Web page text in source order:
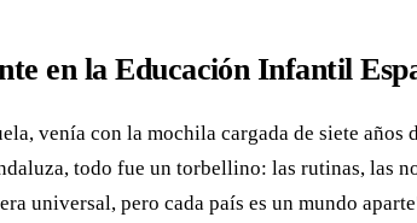
en la Educación Infantil
venía con la mochila cargada de siete
todo fue un torbellino: las rutinas, las
universal, pero cada país es un mundo